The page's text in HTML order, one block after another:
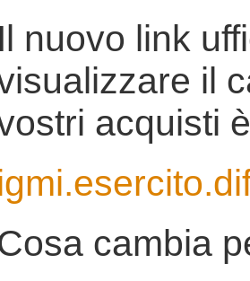
Il nuovo link
il
acquisti
cambia